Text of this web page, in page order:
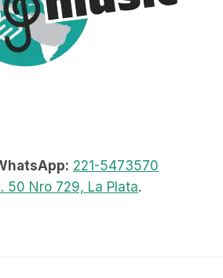
221-5473570
50 Nro 729, La Plata.